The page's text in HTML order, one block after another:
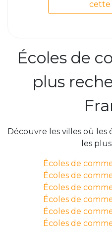
cette
Écoles de
plus
Découvre les villes où les
les
Écoles de
Écoles de
Écoles de
Écoles de
Écoles de
Écoles de